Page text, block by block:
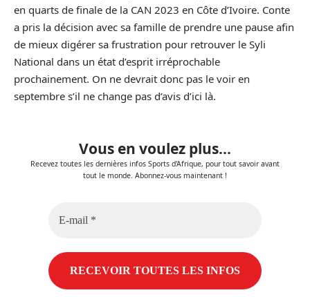
en quarts de finale de la CAN 2023 en Côte d’Ivoire. Conte
a pris la décision avec sa famille de prendre une pause afin
de mieux digérer sa frustration pour retrouver le Syli
National dans un état d’esprit irréprochable
prochainement. On ne devrait donc pas le voir en
septembre s’il ne change pas d’avis d’ici là.
Vous en voulez plus...
Recevez toutes les dernières infos Sports d'Afrique, pour tout savoir avant
tout le monde. Abonnez-vous maintenant !